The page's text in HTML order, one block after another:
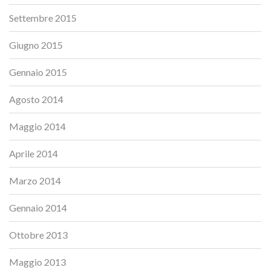
Settembre 2015
Giugno 2015
Gennaio 2015
Agosto 2014
Maggio 2014
Aprile 2014
Marzo 2014
Gennaio 2014
Ottobre 2013
Maggio 2013